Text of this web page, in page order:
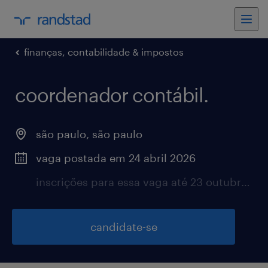
finanças, contabilidade & impostos
coordenador contábil.
são paulo, são paulo
vaga postada em 24 abril 2026
inscrições para essa vaga até 23 outubro 2026
candidate-se